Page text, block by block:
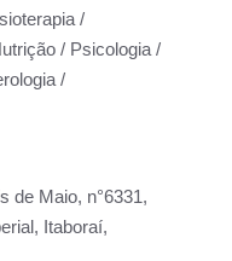
/
/ Psicologia /
/
de Maio, n°6331,
Itaboraí,